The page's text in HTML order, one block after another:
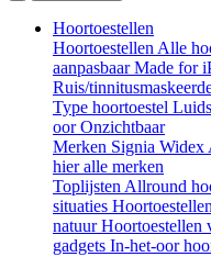
Hoortoestellen
HoortoestellenAlle
aanpasbaarMade for
Ruis/
Type hoortoestel
oorOnzichtbaar
Merken Signia Widex
hier alle merken
ToplijstenAllround
situaties
natuurHoortoestellen
gadgets In-het-oor